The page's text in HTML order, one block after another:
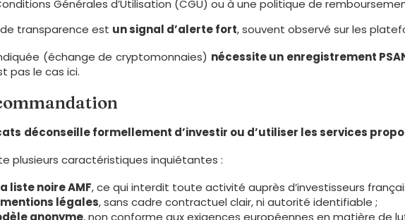
Générales d’Utilisation (CGU) ou à une politique de
transparence est un signal d’alerte fort, souvent observé sur les
(échange de cryptomonnaies) nécessite un enregistrement
pas le cas ici.
déconseille formellement d’investir ou d’utiliser les services
plusieurs caractéristiques inquiétantes :
liste noire AMF, ce qui interdit toute activité auprès d’investisseurs
légales, sans cadre contractuel clair, ni autorité identifiable ;
anonyme, non conforme aux exigences européennes en matière de